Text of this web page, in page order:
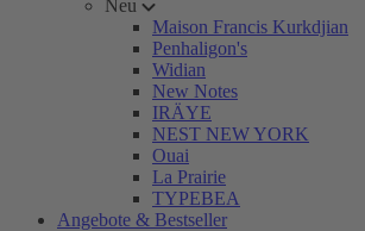
Neu
Maison Francis Kurkdjian
Penhaligon's
Widian
New Notes
IRÄYE
NEST NEW YORK
Ouai
La Prairie
TYPEBEA
Angebote & Bestseller